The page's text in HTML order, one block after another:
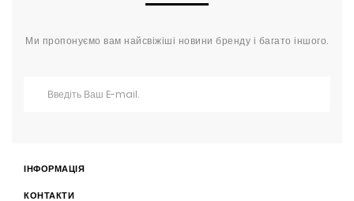
Ми пропонуємо вам найсвіжіші новини бренду і багато іншого.
ІНФОРМАЦІЯ
КОНТАКТИ